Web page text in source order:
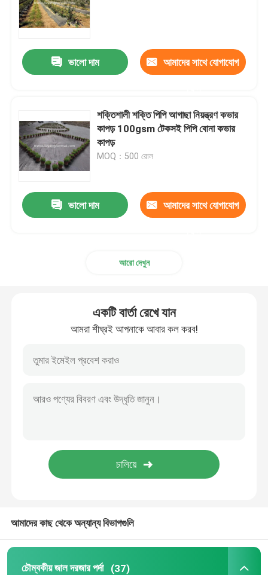
কৃষি পোকার জাল
পিই টারপুলিন
প্লাস্টিক জাল জাল
নাইলন তারের টাই
চৌম্বকীয় প্লাস্টিকের দরজার পর্দা
পলিপ্রোপিলিন মাটির আবরণ
ভালো দাম আমাদের সাথে যোগাযোগ
শক্তিশালী শক্তি পিপি আগাছা নিয়ন্ত্রণ কভার
কাপড় 100gsm টেকসই পিপি বোনা কভার
কাপড়
MOQ：500 রোল
ভালো দাম আমাদের সাথে যোগাযোগ
আরো দেখুন
একটি বার্তা রেখে যান
আমরা শীঘ্রই আপনাকে আবার কল করব!
আমাদের কাছ থেকে অন্যান্য বিভাগগুলি
চৌম্বকীয় জাল দরজার পর্দা (37)